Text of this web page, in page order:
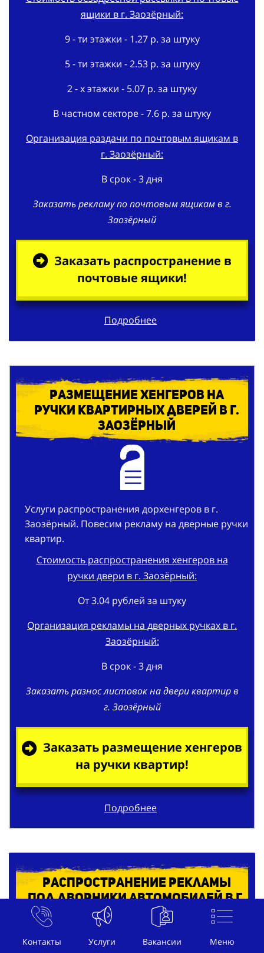
Контакты Услуги Вакансии Меню
9 - ти этажки - 1.27 р. за штуку
5 - ти этажки - 2.53 р. за штуку
2 - х этажки - 5.07 р. за штуку
В частном секторе - 7.6 р. за штуку
Организация раздачи по почтовым ящикам в
В срок - 3 дня
Заказать рекламу по почтовым ящикам в г.
Заказать распространение в
почтовые ящики!
Подробнее
Размещение хенгеров на
ручки квартирных дверей в г.
Заозёрный
Услуги распространения дорхенгеров в г.
Заозёрный. Повесим рекламу на дверные ручки
квартир.
Стоимость распространения хенгеров на
От 3.04 рублей за штуку
Организация рекламы на дверных ручках в г.
В срок - 3 дня
Заказать разнос листовок на двери квартир в
Заказать размещение хенгеров
на ручки квартир!
Подробнее
Распространение рекламы
под дворники автомобилей в г.
Заозёрный